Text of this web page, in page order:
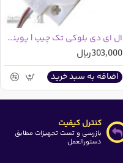
CHIP SIZE
Lenghth
ال ای دی بلوکی تک چیپ | پوینت لنزدار سفید
303,000ریال
اضافه به سبد خرید
کنترل کیفیت
بازرسی و تست تجهیزات مطابق
دستورالعمل